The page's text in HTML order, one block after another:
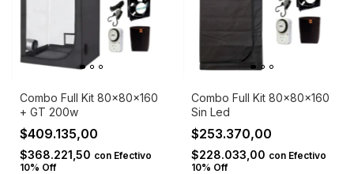
Combo Full Kit 80x80x160
+ GT 200w
$409.135,00
$368.221,50 con Efectivo
10% Off
Combo Full Kit 80x80x160
Sin Led
$253.370,00
$228.033,00 con Efectivo
10% Off